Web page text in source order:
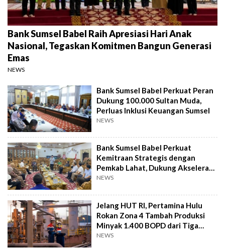
Bank Sumsel Babel Raih Apresiasi Hari Anak
Nasional, Tegaskan Komitmen Bangun Generasi
Emas
NEWS
Bank Sumsel Babel Perkuat Peran
Dukung 100.000 Sultan Muda,
Perluas Inklusi Keuangan Sumsel
NEWS
Bank Sumsel Babel Perkuat
Kemitraan Strategis dengan
Pemkab Lahat, Dukung Akselerasi
Ekonomi Daerah
NEWS
Jelang HUT RI, Pertamina Hulu
Rokan Zona 4 Tambah Produksi
Minyak 1.400 BOPD dari Tiga
Sumur Baru
NEWS